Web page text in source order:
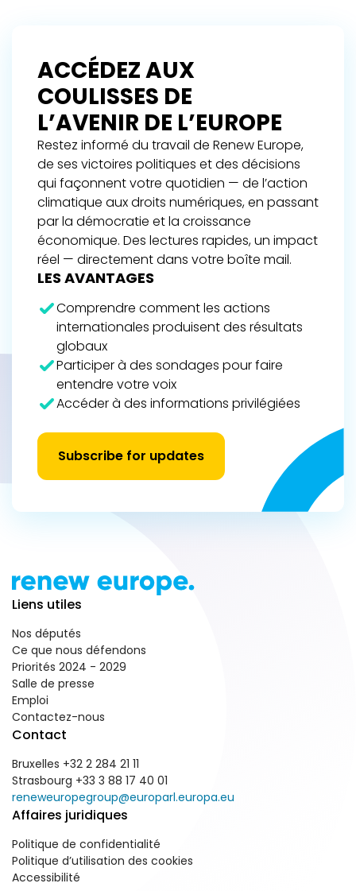
ACCÉDEZ AUX
COULISSES DE
L’AVENIR DE L’EUROPE
Restez informé du travail de Renew Europe,
de ses victoires politiques et des décisions
qui façonnent votre quotidien — de l’action
climatique aux droits numériques, en passant
par la démocratie et la croissance
économique. Des lectures rapides, un impact
réel — directement dans votre boîte mail.
LES AVANTAGES
Comprendre comment les actions
internationales produisent des résultats
globaux
Participer à des sondages pour faire
entendre votre voix
Accéder à des informations privilégiées
Subscribe for updates
Liens utiles
Nos députés
Ce que nous défendons
Priorités 2024 - 2029
Salle de presse
Emploi
Contactez-nous
Contact
Bruxelles +32 2 284 21 11
Strasbourg +33 3 88 17 40 01
reneweuropegroup@europarl.europa.eu
Affaires juridiques
Politique de confidentialité
Politique d’utilisation des cookies
Accessibilité